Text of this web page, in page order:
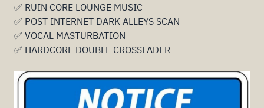
✅ RUIN CORE LOUNGE MUSIC
✅ POST INTERNET DARK ALLEYS SCAN
✅ VOCAL MASTURBATION
✅ HARDCORE DOUBLE CROSSFADER